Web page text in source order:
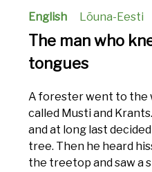
English Lõuna-Eesti
The man who
tongues
A forester went to the
called Musti and
and at long last
tree. Then he heard
the treetop and saw a